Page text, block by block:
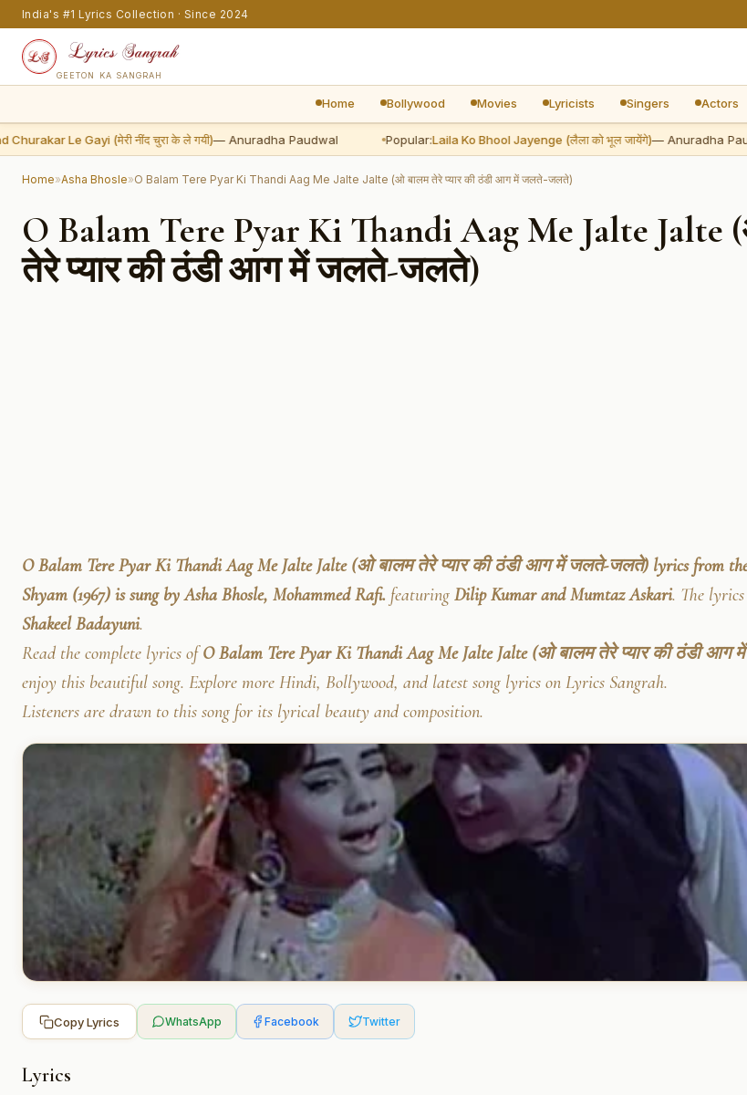
India's #1 Lyrics Collection · Since 2024
GEETON KA SANGRAH
Home Bollywood Movies Lyricists Singers Actors
Le Gayi (मेरी नींद चुरा के ले गयी)— Anuradha Paudwal Popular:Laila Ko Bhool Jayenge (लैला को भूल जायेंगे)— Anuradha
Home»Asha Bhosle»O Balam Tere Pyar Ki Thandi Aag Me Jalte Jalte (ओ बालम तेरे प्यार की ठंडी आग में जलते-जलते)
O Balam Tere Pyar Ki Thandi Aag Me Jalte Jalte
तेरे प्यार की ठंडी आग में जलते-जलते)
O Balam Tere Pyar Ki Thandi Aag Me Jalte Jalte (ओ बालम तेरे प्यार की ठंडी आग में जलते-जलते) lyrics from
Shyam (1967) is sung by Asha Bhosle, Mohammed Rafi. featuring Dilip Kumar and Mumtaz Askari. The
Shakeel Badayuni.
Read the complete lyrics ofO Balam Tere Pyar Ki Thandi Aag Me Jalte Jalte (ओ बालम तेरे प्यार की ठंडी
enjoy this beautiful song. Explore more Hindi, Bollywood, and latest song lyrics on Lyrics Sangrah.
Listeners are drawn to this song for its lyrical beauty and composition.
Copy Lyrics WhatsApp Facebook Twitter
Lyrics